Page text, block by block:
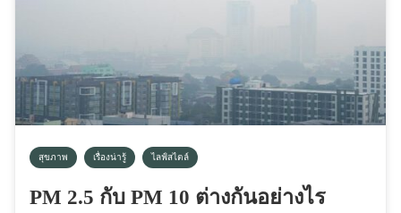
สุขภาพ เรื่องน่ารู้ ไลฟ์สไตล์
PM 2.5 กับ PM 10 ต่างกันอย่างไร